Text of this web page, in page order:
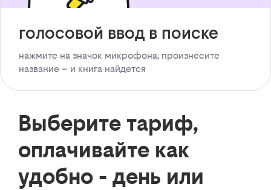
голосовой ввод в поиске
нажмите на значок микрофона, произнесите
название – и книга найдется
Выберите тариф,
оплачивайте как
удобно - день или